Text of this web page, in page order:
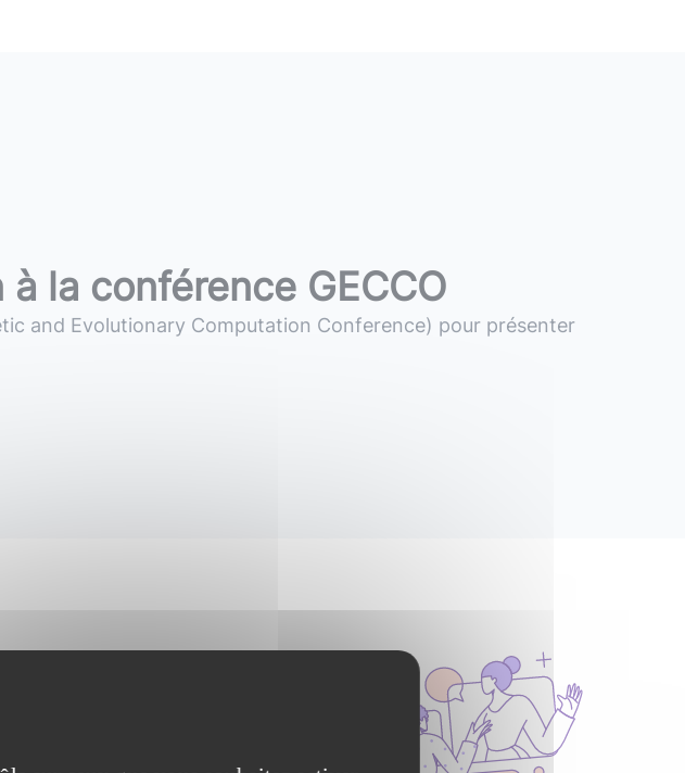
la conférence GECCO
and Evolutionary Computation Conference) pour présenter